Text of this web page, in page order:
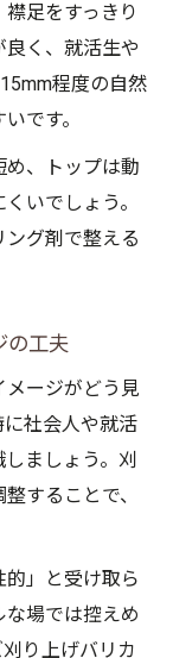
足をすっきり
く、就活生や
程度の自然
です。
、トップは動
いでしょう。
グ剤で整える
の工夫
メージがどう見
社会人や就活
ましょう。刈
することで、
」と受け取ら
場では控えめ
り上げバリカ